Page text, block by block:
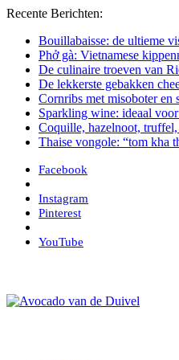
Recente Berichten:
Bouillabaisse: de ultieme
Phở gà: Vietnamese
De culinaire troeven van
De lekkerste gebakken
Cornribs met misoboter en
Sparkling wine: ideaal voor
Coquille, hazelnoot,
Thaise vongole: “tom kha
Facebook
Instagram
Pinterest
YouTube